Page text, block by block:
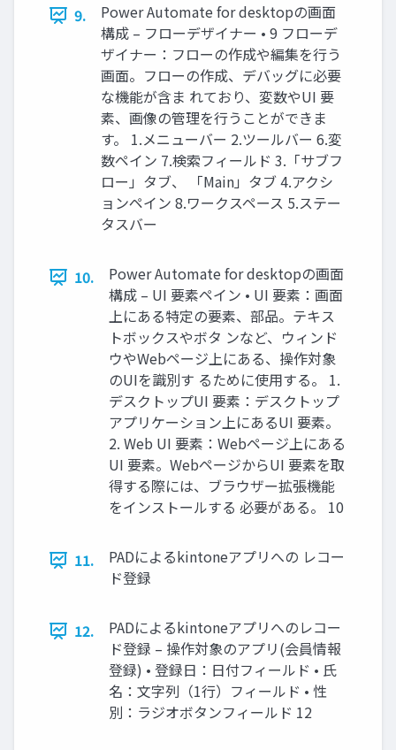
9.
Power Automate for desktopの画面
構成 – フローデザイナー • 9 フローデ
ザイナー：フローの作成や編集を行う
画面。フローの作成、デバッグに必要
な機能が含ま れており、変数やUI 要
素、画像の管理を行うことができま
す。 1.メニューバー 2.ツールバー 6.変
数ペイン 7.検索フィールド 3.「サブフ
ロー」タブ、 「Main」タブ 4.アクシ
ョンペイン 8.ワークスペース 5.ステー
タスバー
10.
Power Automate for desktopの画面
構成 – UI 要素ペイン • UI 要素：画面
上にある特定の要素、部品。テキス
トボックスやボタ ンなど、ウィンド
ウやWebページ上にある、操作対象
のUIを識別す るために使用する。 1.
デスクトップUI 要素：デスクトップ
アプリケーション上にあるUI 要素。
2. Web UI 要素：Webページ上にある
UI 要素。WebページからUI 要素を取
得する際には、ブラウザー拡張機能
をインストールする 必要がある。 10
11.
PADによるkintoneアプリへの レコー
ド登録
12.
PADによるkintoneアプリへのレコー
ド登録 – 操作対象のアプリ(会員情報
登録) • 登録日：日付フィールド • 氏
名：文字列（1行）フィールド • 性
別：ラジオボタンフィールド 12